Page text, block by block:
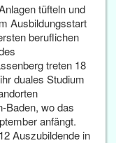
tüfteln und
Ausbildungsstart
beruflichen
treten 18
duales Studium
Baden, wo das
anfängt.
Auszubildende in